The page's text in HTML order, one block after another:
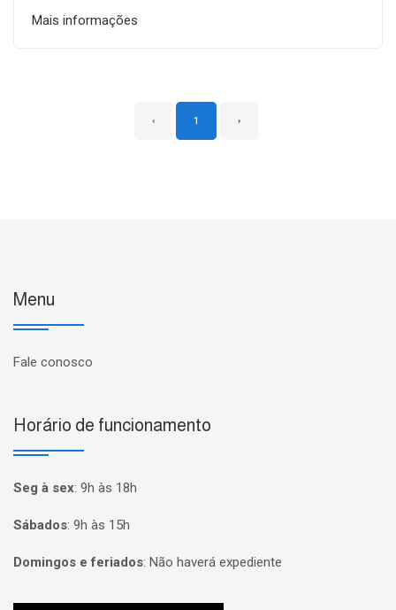
Mais informações
‹ 1 ›
Menu
Fale conosco
Horário de funcionamento
Seg à sex: 9h às 18h
Sábados: 9h às 15h
Domingos e feriados: Não haverá expediente